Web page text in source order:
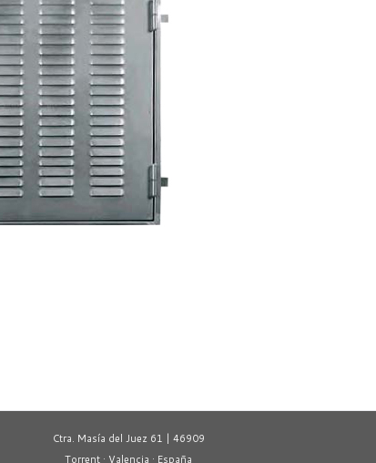
Ctra. Masía del Juez 61 | 46909
Torrent · Valencia · España